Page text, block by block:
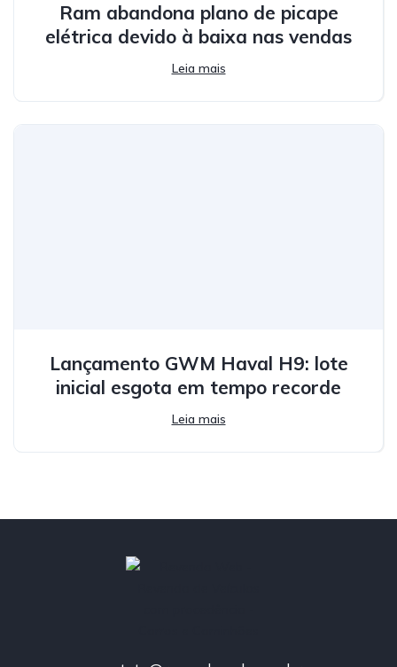
Ram abandona plano de picape
elétrica devido à baixa nas vendas
Leia mais
Lançamento GWM Haval H9: lote
inicial esgota em tempo recorde
Leia mais